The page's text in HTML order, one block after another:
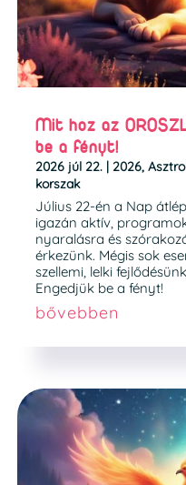
Mit hoz az
be a fényt!
2026 júl 22. | 2026,
korszak
Július 22-én a Nap
igazán aktív,
nyaralásra és
érkezünk. Mégis sok
szellemi, lelki
Engedjük be a fényt!
bővebben